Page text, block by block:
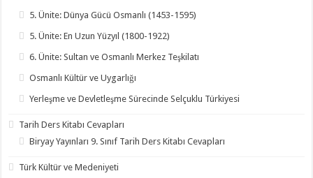
5. Ünite: Dünya Gücü Osmanlı (1453-1595)
5. Ünite: En Uzun Yüzyıl (1800-1922)
6. Ünite: Sultan ve Osmanlı Merkez Teşkilatı
Osmanlı Kültür ve Uygarlığı
Yerleşme ve Devletleşme Sürecinde Selçuklu Türkiyesi
Tarih Ders Kitabı Cevapları
Biryay Yayınları 9. Sınıf Tarih Ders Kitabı Cevapları
Türk Kültür ve Medeniyeti